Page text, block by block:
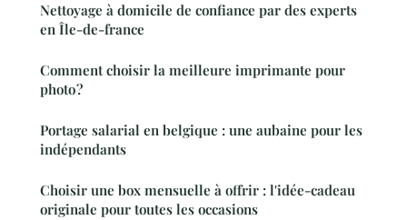
Nettoyage à domicile de confiance par des experts
en Île-de-france
Comment choisir la meilleure imprimante pour
photo ?
Portage salarial en belgique : une aubaine pour les
indépendants
Choisir une box mensuelle à offrir : l'idée-cadeau
originale pour toutes les occasions